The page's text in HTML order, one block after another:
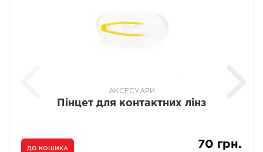
АКСЕСУАРИ
Пінцет для контактних лінз
ДО КОШИКА 70 грн.